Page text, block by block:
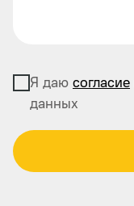
Я даю согласие
данных